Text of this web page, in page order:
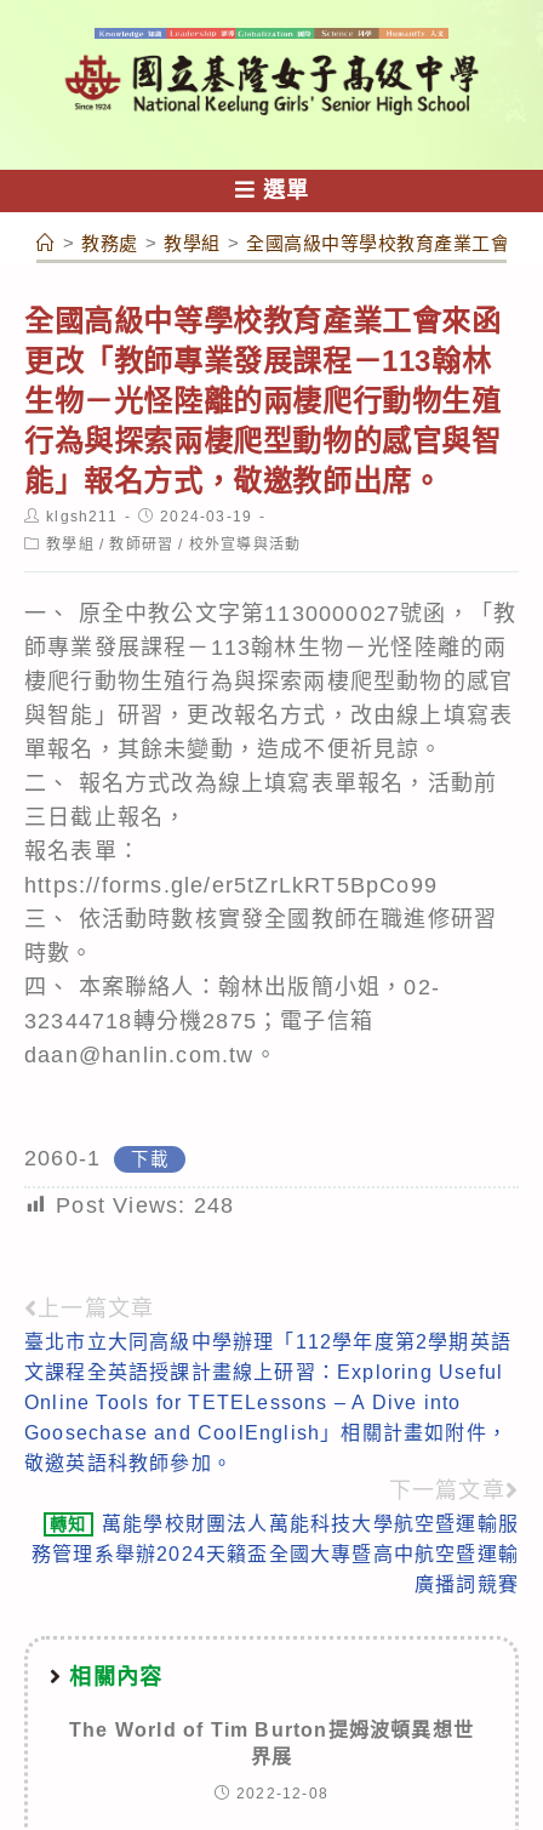
容
選單
> 教務處 > 教學組 > 全國高級中等學校教育產業工會來
全國高級中等學校教育產業工會來函
更改「教師專業發展課程－113翰林
生物－光怪陸離的兩棲爬行動物生殖
行為與探索兩棲爬型動物的感官與智
能」報名方式，敬邀教師出席。
Post
author:
klgsh211
Post
published:
2024-03-19
Post教學組 / 教師研習 / 校外宣導與活動
一、 原全中教公文字第1130000027號函，「教
師專業發展課程－113翰林生物－光怪陸離的兩
棲爬行動物生殖行為與探索兩棲爬型動物的感官
與智能」研習，更改報名方式，改由線上填寫表
單報名，其餘未變動，造成不便祈見諒。
二、 報名方式改為線上填寫表單報名，活動前
三日截止報名，
報名表單：
https://forms.gle/er5tZrLkRT5BpCo99
三、 依活動時數核實發全國教師在職進修研習
時數。
四、 本案聯絡人：翰林出版簡小姐，02-
32344718轉分機2875；電子信箱
daan@hanlin.com.tw。
2060-1 下載
Post Views: 248
Read
more
articles
上一篇文章
臺北市立大同高級中學辦理「112學年度第2學期英語
文課程全英語授課計畫線上研習：Exploring Useful
Online Tools for TETELessons – A Dive into
Goosechase and CoolEnglish」相關計畫如附件，
敬邀英語科教師參加。
下一篇文章
轉知
萬能學校財團法人萬能科技大學航空暨運輸服
務管理系舉辦2024天籟盃全國大專暨高中航空暨運輸
廣播詞競賽
相關內容
The World of Tim Burton提姆波頓異想世
界展
2022-12-08